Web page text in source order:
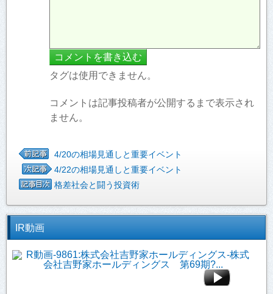
タグは使用できません。
コメントは記事投稿者が公開するまで表示され
ません。
4/20の相場見通しと重要イベント
4/22の相場見通しと重要イベント
格差社会と闘う投資術
IR動画